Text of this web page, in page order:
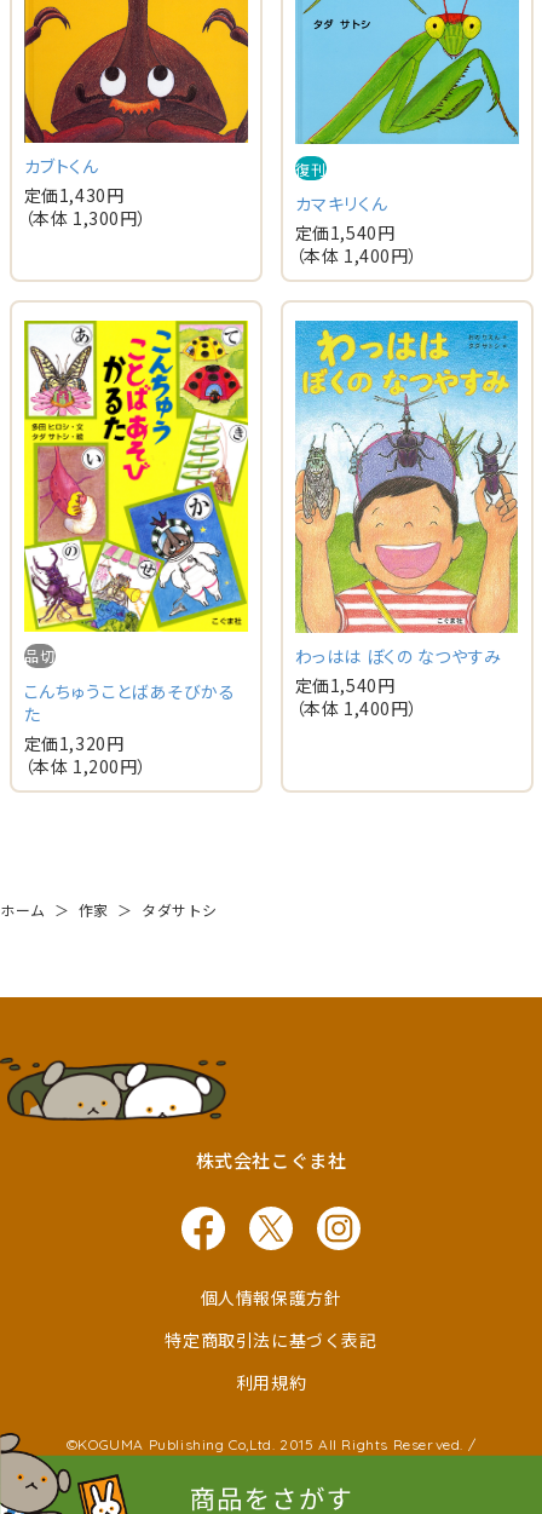
カブトくん
定価1,430円
（本体 1,300円）
復刊
カマキリくん
定価1,540円
（本体 1,400円）
品切
こんちゅうことばあそびかる
た
定価1,320円
（本体 1,200円）
わっはは ぼくの なつやすみ
定価1,540円
（本体 1,400円）
ホーム ＞ 作家 ＞ タダサトシ
株式会社こぐま社
個人情報保護方針
特定商取引法に基づく表記
利用規約
©KOGUMA Publishing Co,Ltd. 2015 All Rights Reserved. /
©Kayako Nishimaki ©Taro Miura